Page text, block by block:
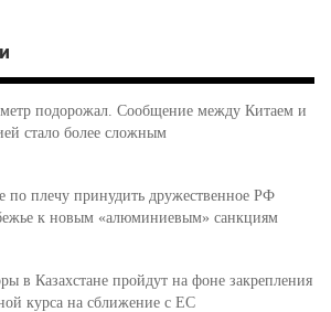
подорожал. Сообщение между Китаем и
стало более сложным
по плечу принудить дружественное РФ
к новым «алюминиевым» санкциям
в Казахстане пройдут на фоне закрепления
курса на сближение с ЕС